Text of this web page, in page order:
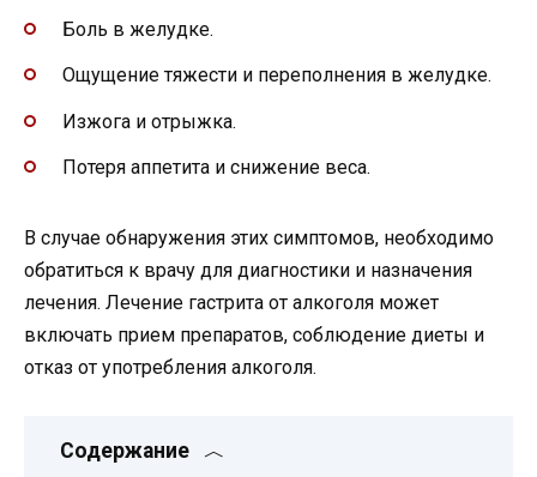
Боль в желудке.
Ощущение тяжести и переполнения в желудке.
Изжога и отрыжка.
Потеря аппетита и снижение веса.
В случае обнаружения этих симптомов, необходимо
обратиться к врачу для диагностики и назначения
лечения. Лечение гастрита от алкоголя может
включать прием препаратов, соблюдение диеты и
отказ от употребления алкоголя.
Содержание